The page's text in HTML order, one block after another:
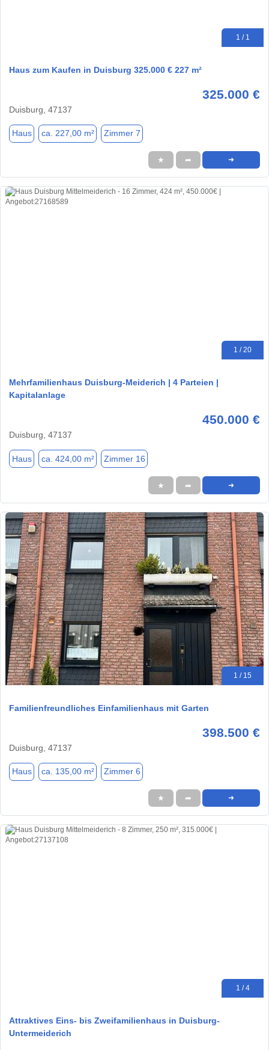
1 / 1
Haus zum Kaufen in Duisburg 325.000 € 227 m²
325.000 €
Duisburg, 47137
Haus ca. 227,00 m² Zimmer 7
★ ➦ ➜
1 / 20
Mehrfamilienhaus Duisburg-Meiderich | 4 Parteien |
Kapitalanlage
450.000 €
Duisburg, 47137
Haus ca. 424,00 m² Zimmer 16
★ ➦ ➜
1 / 15
Familienfreundliches Einfamilienhaus mit Garten
398.500 €
Duisburg, 47137
Haus ca. 135,00 m² Zimmer 6
★ ➦ ➜
1 / 4
Attraktives Eins- bis Zweifamilienhaus in Duisburg-
Untermeiderich